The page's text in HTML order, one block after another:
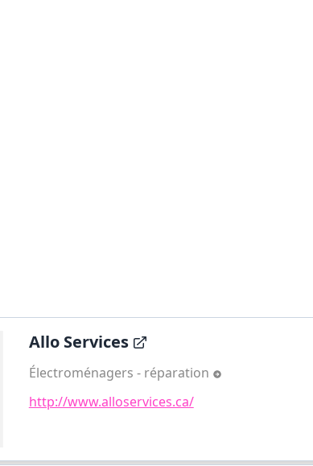
Allo Services
Électroménagers - réparation
http://www.alloservices.ca/